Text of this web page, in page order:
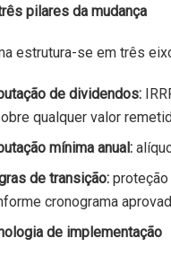
pilares da mudança
estrutura-se em três
de dividendos:
qualquer valor
mínima anual:
de transição:
cronograma
de implementação